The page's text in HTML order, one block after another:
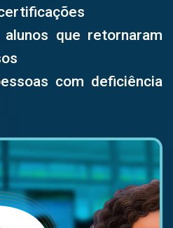
que retornaram
com deficiência